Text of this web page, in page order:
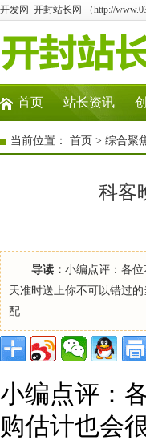
开发网_开封站长网 （http://
首页 站长资讯
当前位置： 首页 > 综合聚
科客
导读： 小编点评：各
天准时送上你不可以错过
配
小编点评：
购估计也会